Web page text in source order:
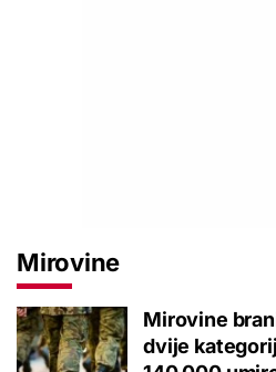
Mirovine
Mirovine
dvije